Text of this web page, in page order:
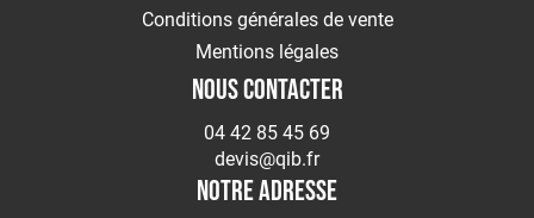
Conditions générales de vente
Mentions légales
NOUS CONTACTER
04 42 85 45 69
devis@qib.fr
NOTRE ADRESSE